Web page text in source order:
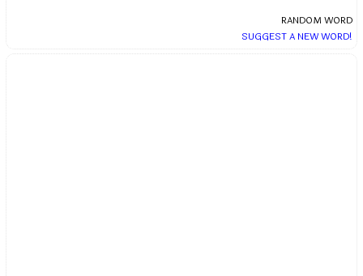
RANDOM WORD
SUGGEST A NEW WORD!